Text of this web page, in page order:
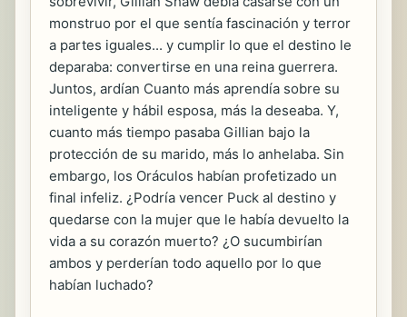
monstruo por el que sentía fascinación y terror
a partes iguales... y cumplir lo que el destino le
deparaba: convertirse en una reina guerrera.
Juntos, ardían Cuanto más aprendía sobre su
inteligente y hábil esposa, más la deseaba. Y,
cuanto más tiempo pasaba Gillian bajo la
protección de su marido, más lo anhelaba. Sin
embargo, los Oráculos habían profetizado un
final infeliz. ¿Podría vencer Puck al destino y
quedarse con la mujer que le había devuelto la
vida a su corazón muerto? ¿O sucumbirían
ambos y perderían todo aquello por lo que
habían luchado?